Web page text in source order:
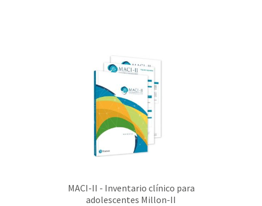
MACI-II - Inventario clínico para
adolescentes Millon-II